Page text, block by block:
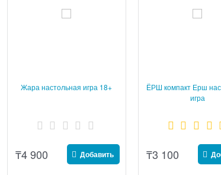
Жара настольная игра 18+
₸4 900 Добавить
ЁРШ компакт Ерш
игра
₸3 100